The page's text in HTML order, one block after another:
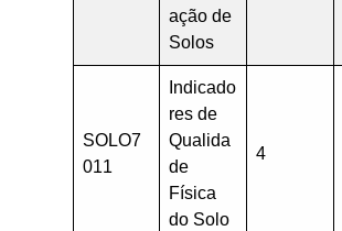
ação de
Solos
SOLO7
011
Indicado
res de
Qualida
de
Física
do Solo
4